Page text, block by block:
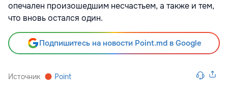
опечален произошедшим несчастьем, а также и тем,
что вновь остался один.
Подпишитесь на новости Point.md в Google
Источник Point